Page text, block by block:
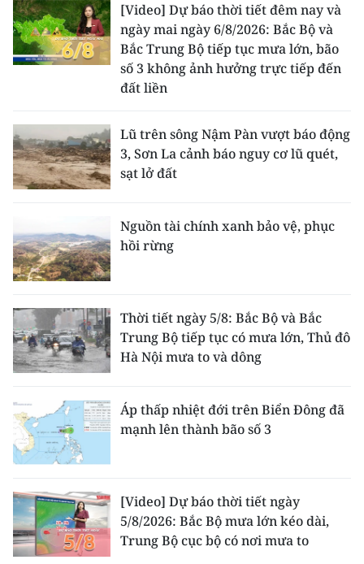
[Video] Dự báo thời tiết đêm nay và
ngày mai ngày 6/8/2026: Bắc Bộ và
Bắc Trung Bộ tiếp tục mưa lớn, bão
số 3 không ảnh hưởng trực tiếp đến
đất liền
Lũ trên sông Nậm Pàn vượt báo động
3, Sơn La cảnh báo nguy cơ lũ quét,
sạt lở đất
Nguồn tài chính xanh bảo vệ, phục
hồi rừng
Thời tiết ngày 5/8: Bắc Bộ và Bắc
Trung Bộ tiếp tục có mưa lớn, Thủ đô
Hà Nội mưa to và dông
Áp thấp nhiệt đới trên Biển Đông đã
mạnh lên thành bão số 3
[Video] Dự báo thời tiết ngày
5/8/2026: Bắc Bộ mưa lớn kéo dài,
Trung Bộ cục bộ có nơi mưa to